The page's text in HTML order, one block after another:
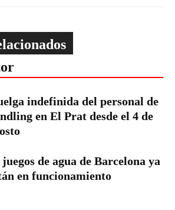
indefinida del personal de
en El Prat desde el 4 de
juegos de agua de Barcelona ya
en funcionamiento